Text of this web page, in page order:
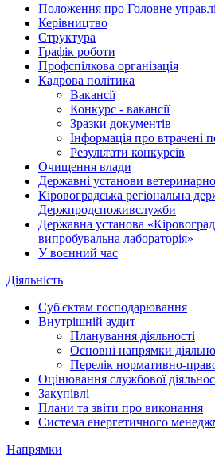
Положення про Головне
Керівництво
Структура
Графік роботи
Профспілкова організація
Кадрова політика
Вакансії
Конкурс - вакансії
Зразки документів
Інформація про втрачені
Результати конкурсів
Очищення влади
Державні установи
Кіровоградська регіональна
Держпродспоживслужби
Державна установа
випробувальна лабораторія»
У воєнний час
Діяльність
Суб'єктам господарювання
Внутрішній аудит
Планування діяльності
Основні напрямки
Перелік нормативно-
Оцінювання службової
Закупівлі
Плани та звіти про виконання
Система енергетичного
Напрямки